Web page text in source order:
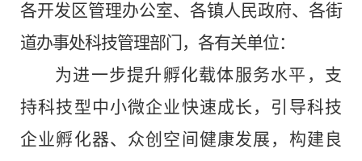
各开发区管理办公室、 各镇人民政府、 各街
道办事处科技管理部门 ， 各有关单位：
为进一步提升孵化载体服务水平， 支
持科技型中小微企业快速成长， 引导科技
企业孵化器、众创空间健康发展， 构建良